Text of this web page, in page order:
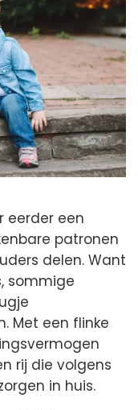
eerder een
patronen
delen. Want
sommige
Met een flinke
rij die volgens
in huis.